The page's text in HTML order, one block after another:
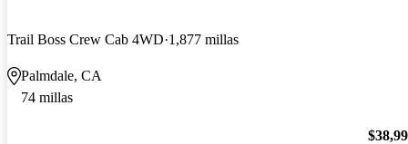
Trail Boss Crew Cab 4WD 1,877 millas
Palmdale, CA
74 millas